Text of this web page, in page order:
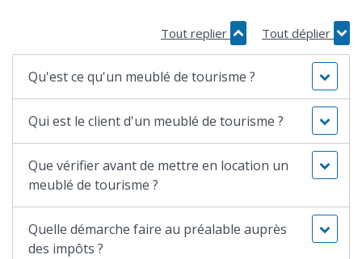
Tout replier Tout déplier
Qu'est ce qu'un meublé de tourisme ?
Qui est le client d'un meublé de tourisme ?
Que vérifier avant de mettre en location un
meublé de tourisme ?
Quelle démarche faire au préalable auprès
des impôts ?